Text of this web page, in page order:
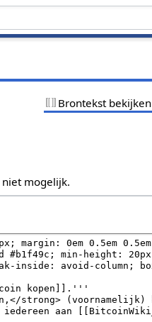
Brontekst bekijken
mogelijk.